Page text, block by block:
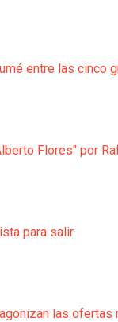
entre las cinco
Flores" por
para salir
las